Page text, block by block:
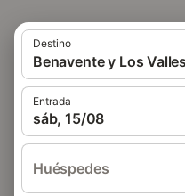
Destino
Benavente y Los
Entrada
sáb, 15/08
Huéspedes